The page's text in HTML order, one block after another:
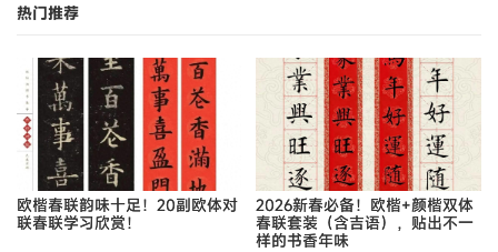
热门推荐
欧楷春联韵味十足！20副欧体对
联春联学习欣赏！
2026新春必备！欧楷+颜楷双体
春联套装（含吉语），贴出不一
样的书香年味